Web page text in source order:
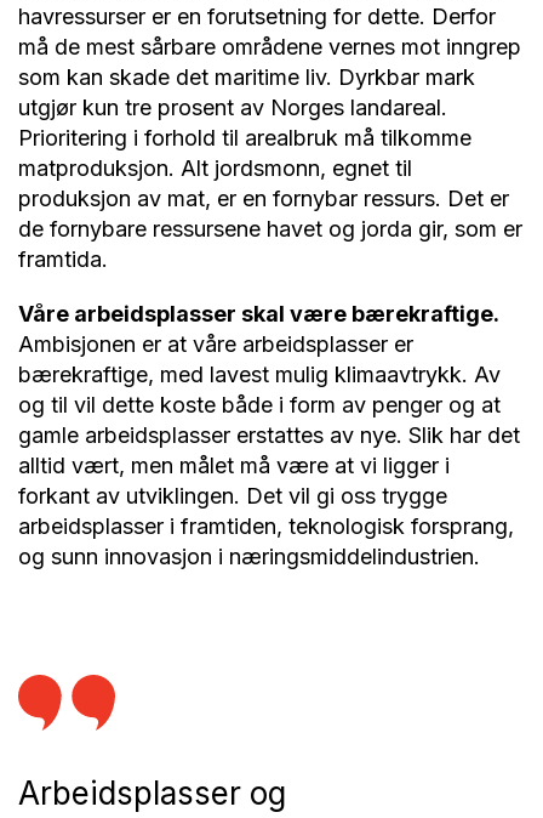
havressurser er en forutsetning for dette. Derfor
må de mest sårbare områdene vernes mot inngrep
som kan skade det maritime liv. Dyrkbar mark
utgjør kun tre prosent av Norges landareal.
Prioritering i forhold til arealbruk må tilkomme
matproduksjon. Alt jordsmonn, egnet til
produksjon av mat, er en fornybar ressurs. Det er
de fornybare ressursene havet og jorda gir, som er
framtida.
Våre arbeidsplasser skal være bærekraftige.
Ambisjonen er at våre arbeidsplasser er
bærekraftige, med lavest mulig klimaavtrykk. Av
og til vil dette koste både i form av penger og at
gamle arbeidsplasser erstattes av nye. Slik har det
alltid vært, men målet må være at vi ligger i
forkant av utviklingen. Det vil gi oss trygge
arbeidsplasser i framtiden, teknologisk forsprang,
og sunn innovasjon i næringsmiddelindustrien.
Arbeidsplasser og